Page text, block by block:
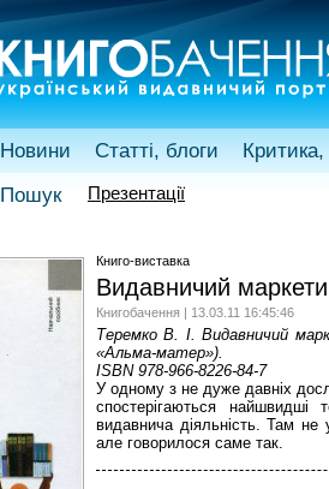
Новини Статті, блоги
Критика,
Пошук
Презентації
Книго-виставка
Видавничий
Книгобачення | 13.03.11 16:45:46
Теремко В. І. Видавничий
«Альма-матер»).
ISBN 978-966-8226-84-7
У одному з не дуже давніх
спостерігаються
видавнича діяльність. Там
але говорилося саме так.